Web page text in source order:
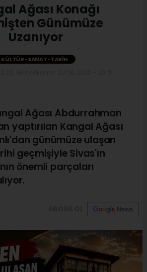
Ağası Konağı
Günümüze
Uzanıyor
KÜLTÜR-SANAT-TARIH
Ağası Abdurrahman
yaptırılan Kangal Ağası
günümüze ulaşan
geçmişiyle Sivas'ın
önemli parçaları